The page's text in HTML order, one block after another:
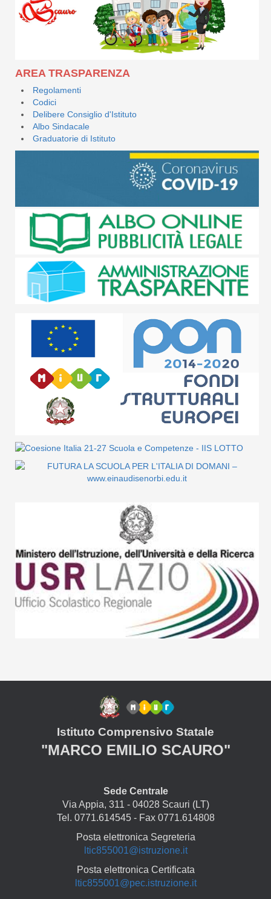
AREA TRASPARENZA
Regolamenti
Codici
Delibere Consiglio d'Istituto
Albo Sindacale
Graduatorie di Istituto
Istituto Comprensivo Statale
"MARCO EMILIO SCAURO"
Sede Centrale
Via Appia, 311 - 04028 Scauri (LT)
Tel. 0771.614545 - Fax 0771.614808
Posta elettronica Segreteria
ltic855001@istruzione.it
Posta elettronica Certificata
ltic855001@pec.istruzione.it